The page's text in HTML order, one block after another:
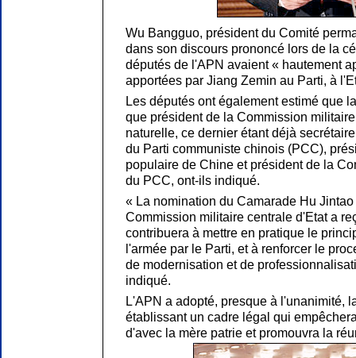
Wu Bangguo, président du Comité
dans son discours prononcé lors de la
députés de l'APN avaient « hautement
apportées par Jiang Zemin au Parti, à
Les députés ont également estimé que
que président de la Commission
naturelle, ce dernier étant déjà
du Parti communiste chinois (PCC),
populaire de Chine et président de la
du PCC, ont-ils indiqué.
« La nomination du Camarade Hu
Commission militaire centrale d'Etat a
contribuera à mettre en pratique le
l'armée par le Parti, et à renforcer le
de modernisation et de
indiqué.
L'APN a adopté, presque à l'unanimité,
établissant un cadre légal qui
d'avec la mère patrie et promouvra la